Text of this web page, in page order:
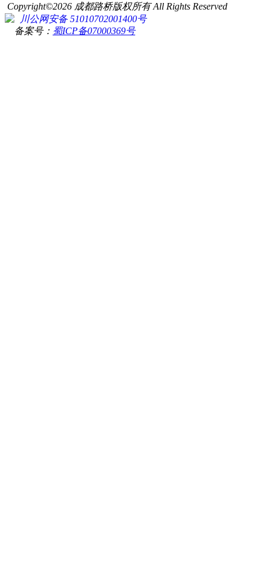
Copyright©2026 成都路桥版权所有 All Rights Reserved
川公网安备 51010702001400号
备案号： 蜀ICP备07000369号